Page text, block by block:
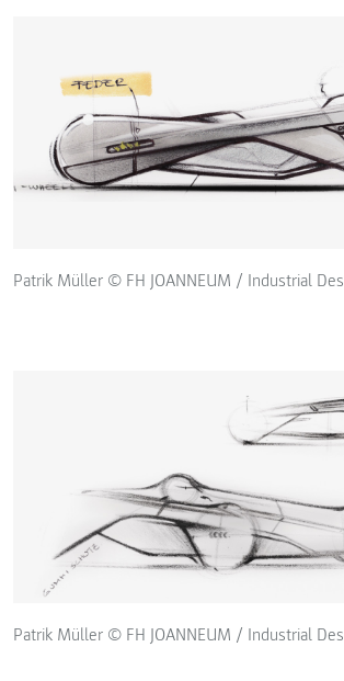
Patrik Müller © FH JOANNEUM / Industrial
Patrik Müller © FH JOANNEUM / Industrial